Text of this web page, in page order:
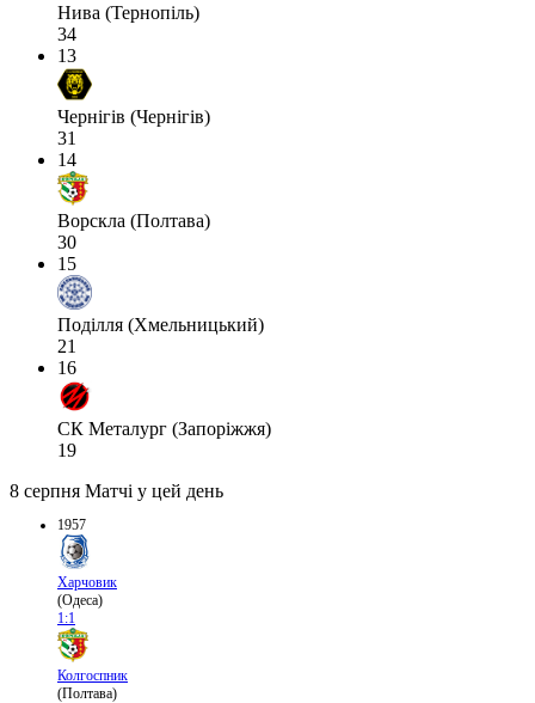
Нива (Тернопіль)
34
13
Чернігів (Чернігів)
31
14
Ворскла (Полтава)
30
15
Поділля (Хмельницький)
21
16
СК Металург (Запоріжжя)
19
8 серпня Матчі у цей день
1957
Харчовик
(Одеса)
1:1
Колгоспник
(Полтава)